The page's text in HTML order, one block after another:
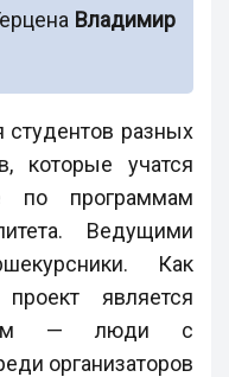
Владимир
студентов разных
которые учатся
по программам
Ведущими
Как
является
— люди с
организаторов